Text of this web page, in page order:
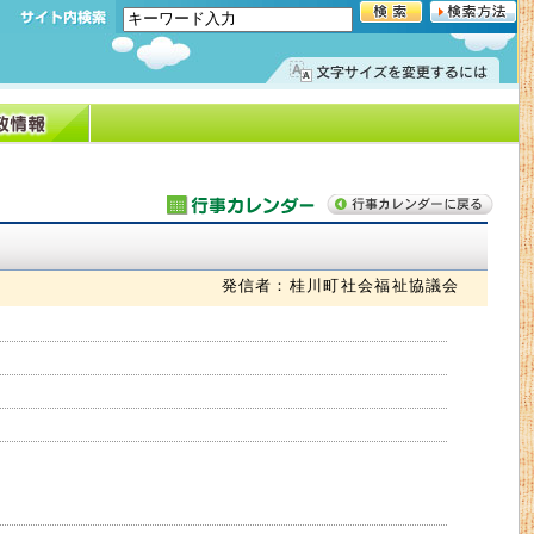
発信者：桂川町社会福祉協議会